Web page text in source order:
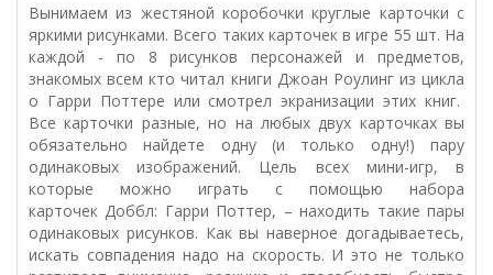
Вынимаем из жестяной коробочки круглые карточки с
яркими рисунками. Всего таких карточек в игре 55 шт. На
каждой - по 8 рисунков персонажей и предметов,
знакомых всем кто читал книги Джоан Роулинг из цикла
о Гарри Поттере или смотрел экранизации этих книг.
Все карточки разные, но на любых двух карточках вы
обязательно найдете одну (и только одну!) пару
одинаковых изображений. Цель всех мини-игр, в
которые можно играть с помощью набора
карточек Доббл: Гарри Поттер, – находить такие пары
одинаковых рисунков. Как вы наверное догадываетесь,
искать совпадения надо на скорость. И это не только